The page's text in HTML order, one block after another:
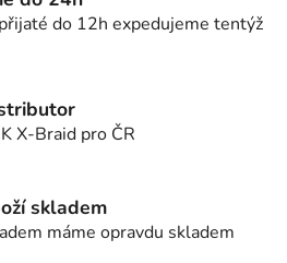
í
v
k
y
p
i
í do 12h expedujeme tentýž
X-Braid pro ČR
skladem
máme opravdu skladem